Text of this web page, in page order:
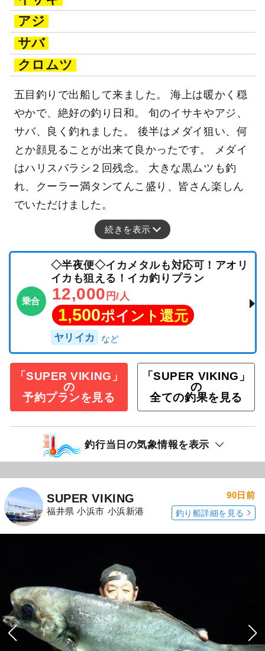
アジ
サバ
クロムツ
五目釣りで出船して来ました。 海上は暖かく穏
やかで、絶好の釣り日和。 旬のイサキやアジ、
サバ、良く釣れました。 後半はメダイ狙い、何
とか顔見ることが出来て良かったです。 メダイ
はハリスバラシ２回残念。 大きな黒ムツも釣
れ、クーラー満タンてんこ盛り、皆さん楽しん
でいただけました。
続きを表示
乗合
◇半夜便◇イカメタルも対応可！アオリ
イカも狙える！イカ釣りプラン
12,000 円/人
1,500ポイント還元
ヤリイカ
「SUPER VIKING」
の
予約プランを見る
「SUPER VIKING」
の
全ての釣果を見る
釣行当日の気象情報を表示
SUPER VIKING
福井県 小浜市 小浜新港
90日前
釣り船詳細を見る